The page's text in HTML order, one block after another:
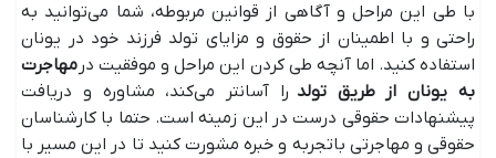
با طی این مراحل و آگاهی از قوانین مربوطه، شما می‌توانید به
راحتی و با اطمینان از حقوق و مزایای تولد فرزند خود در یونان
استفاده کنید. اما آنچه طی کردن این مراحل و موفقیت در مهاجرت
به یونان از طریق تولد را آسانتر می‌کند، مشاوره و دریافت
پیشنهادات حقوقی درست در این زمینه است. حتما با کارشناسان
حقوقی و مهاجرتی باتجربه و خبره مشورت کنید تا در این مسیر با